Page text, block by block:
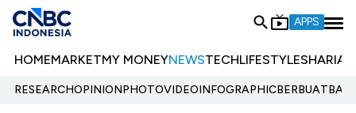
APPS
HOMEMARKETMY MONEYNEWSTECHLIFESTYLESHARIA
RESEARCHOPINIONPHOTOVIDEOINFOGRAPHIC